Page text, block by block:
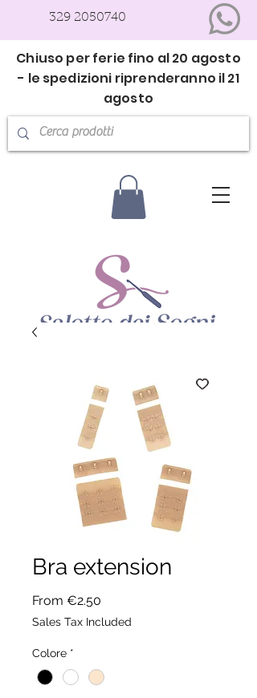
329 2050740
Chiuso per ferie fino al 20 agosto
- le spedizioni riprenderanno il 21
agosto
Bra extension
From €2.50
Price
Sales Tax Included
Colore *